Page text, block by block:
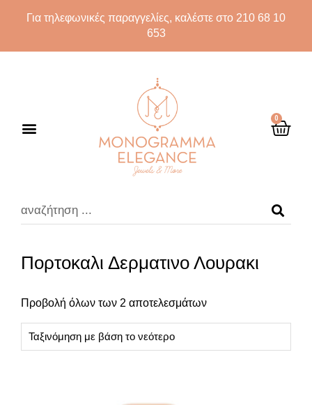
Για τηλεφωνικές παραγγελίες, καλέστε στο 210 68 10
653
0
Πορτοκαλι Δερματινο Λουρακι
Προβολή όλων των 2 αποτελεσμάτων